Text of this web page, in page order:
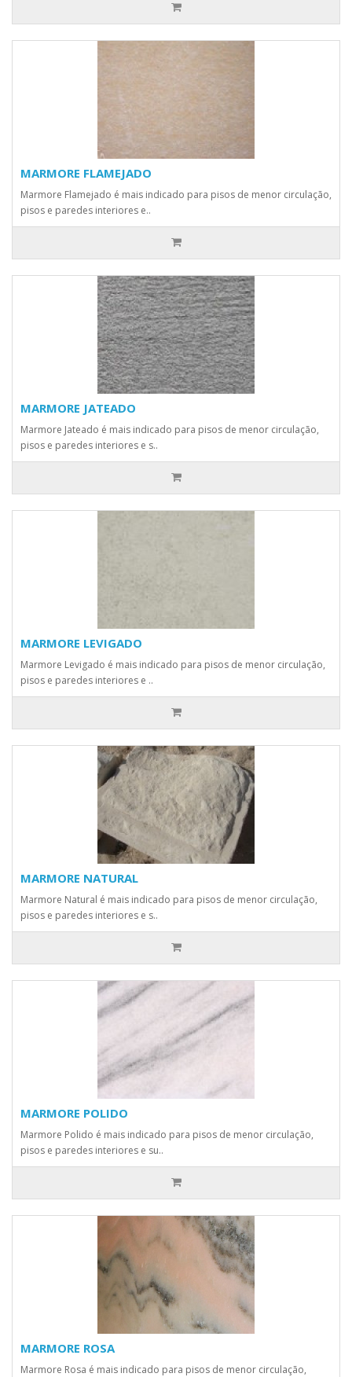
MARMORE FLAMEJADO
Marmore Flamejado é mais indicado para pisos de menor circulação,
pisos e paredes interiores e..
MARMORE JATEADO
Marmore Jateado é mais indicado para pisos de menor circulação,
pisos e paredes interiores e s..
MARMORE LEVIGADO
Marmore Levigado é mais indicado para pisos de menor circulação,
pisos e paredes interiores e ..
MARMORE NATURAL
Marmore Natural é mais indicado para pisos de menor circulação,
pisos e paredes interiores e s..
MARMORE POLIDO
Marmore Polido é mais indicado para pisos de menor circulação,
pisos e paredes interiores e su..
MARMORE ROSA
Marmore Rosa é mais indicado para pisos de menor circulação,